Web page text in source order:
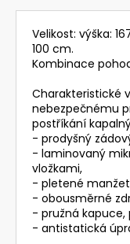
Velikost: výška:
100 cm.
Kombinace
Charakteristické
nebezpečnému
postříkání
- prodyšný
- laminovaný
vložkami,
- pletené
- obousměrné
- pružná kapuce,
- antistatická